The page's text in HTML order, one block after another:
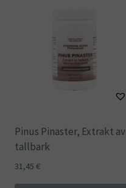
Pinus Pinaster, Extrakt av
tallbark
31,45 €